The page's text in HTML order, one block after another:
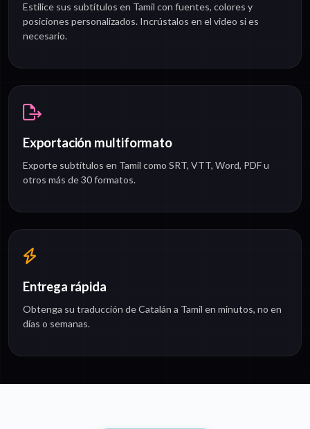
Estilice sus subtítulos en Tamil con fuentes, colores y
posiciones personalizados. Incrústalos en el video si es
necesario.
Exportación multiformato
Exporte subtítulos en Tamil como SRT, VTT, Word, PDF u
otros más de 30 formatos.
Entrega rápida
Obtenga su traducción de Catalán a Tamil en minutos, no en
días o semanas.